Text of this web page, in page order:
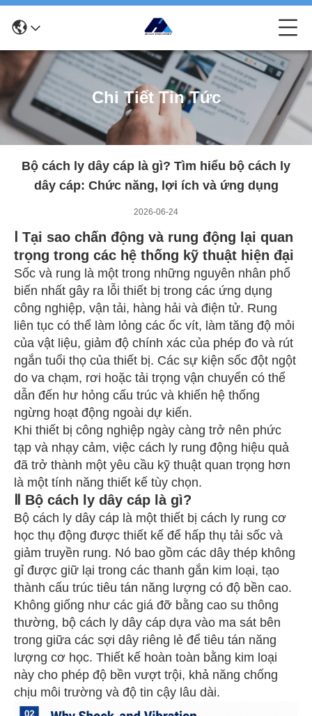
Chi Tiết Tin Tức
Bộ cách ly dây cáp là gì? Tìm hiểu bộ cách ly
dây cáp: Chức năng, lợi ích và ứng dụng
2026-06-24
Ⅰ Tại sao chấn động và rung động lại quan
trọng trong các hệ thống kỹ thuật hiện đại
Sốc và rung là một trong những nguyên nhân phổ
biến nhất gây ra lỗi thiết bị trong các ứng dụng
công nghiệp, vận tải, hàng hải và điện tử. Rung
liên tục có thể làm lỏng các ốc vít, làm tăng độ mỏi
của vật liệu, giảm độ chính xác của phép đo và rút
ngắn tuổi thọ của thiết bị. Các sự kiện sốc đột ngột
do va chạm, rơi hoặc tải trọng vận chuyển có thể
dẫn đến hư hỏng cấu trúc và khiến hệ thống
ngừng hoạt động ngoài dự kiến.
Khi thiết bị công nghiệp ngày càng trở nên phức
tạp và nhạy cảm, việc cách ly rung động hiệu quả
đã trở thành một yêu cầu kỹ thuật quan trọng hơn
là một tính năng thiết kế tùy chọn.
Ⅱ Bộ cách ly dây cáp là gì?
Bộ cách ly dây cáp là một thiết bị cách ly rung cơ
học thụ động được thiết kế để hấp thụ tải sốc và
giảm truyền rung. Nó bao gồm các dây thép không
gỉ được giữ lại trong các thanh gắn kim loại, tạo
thành cấu trúc tiêu tán năng lượng có độ bền cao.
Không giống như các giá đỡ bằng cao su thông
thường, bộ cách ly dây cáp dựa vào ma sát bên
trong giữa các sợi dây riêng lẻ để tiêu tán năng
lượng cơ học. Thiết kế hoàn toàn bằng kim loại
này cho phép độ bền vượt trội, khả năng chống
chịu môi trường và độ tin cậy lâu dài.